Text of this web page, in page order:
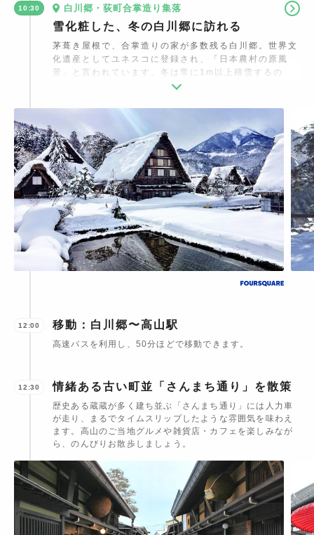
10:30 白川郷・荻町合掌造り集落
雪化粧した、冬の白川郷に訪れる
茅葺き屋根で、合掌造りの家が多数残る白川郷。世界文
化遺産としてユネスコに登録され、「日本農村の原風
景」と言われています。冬は常に1m以上積雪するの
で、雪おろしの回数を減らすために、屋根の斜傾をきつ
展望台からは、静寂に包まれた冬の絶景を堪能できま
12:00 移動：白川郷〜高山駅
高速バスを利用し、50分ほどで移動できます。
12:30 情緒ある古い町並「さんまち通り」を散策
歴史ある蔵蔵が多く建ち並ぶ「さんまち通り」には人力車
が走り、まるでタイムスリップしたような雰囲気を味わえ
ます。高山のご当地グルメや雑貨店・カフェを楽しみなが
ら、のんびりお散歩しましょう。